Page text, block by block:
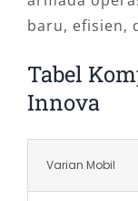
baru, efisien,
Tabel
Innova
Varian Mobil